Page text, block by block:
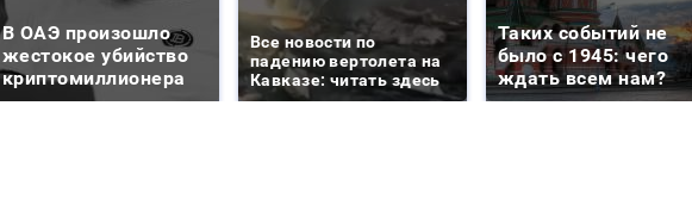
В ОАЭ произошло
жестокое убийство
криптомиллионера
Все новости по
падению вертолета на
Кавказе: читать здесь
Таких событий не
было с 1945: чего
ждать всем нам?